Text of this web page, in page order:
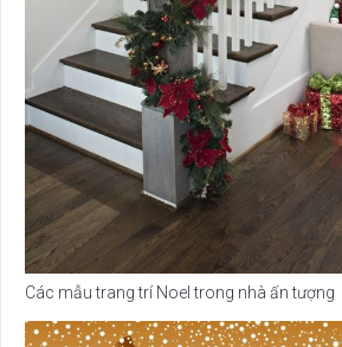
Các mẫu trang trí Noel trong nhà ấn tượng